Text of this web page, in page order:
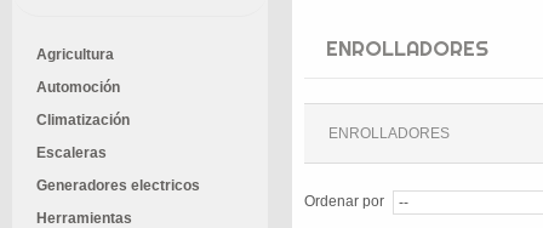
Agricultura
Automoción
Climatización
Escaleras
Generadores electricos
Herramientas
ENROLLADORES
ENROLLADORES
Ordenar por